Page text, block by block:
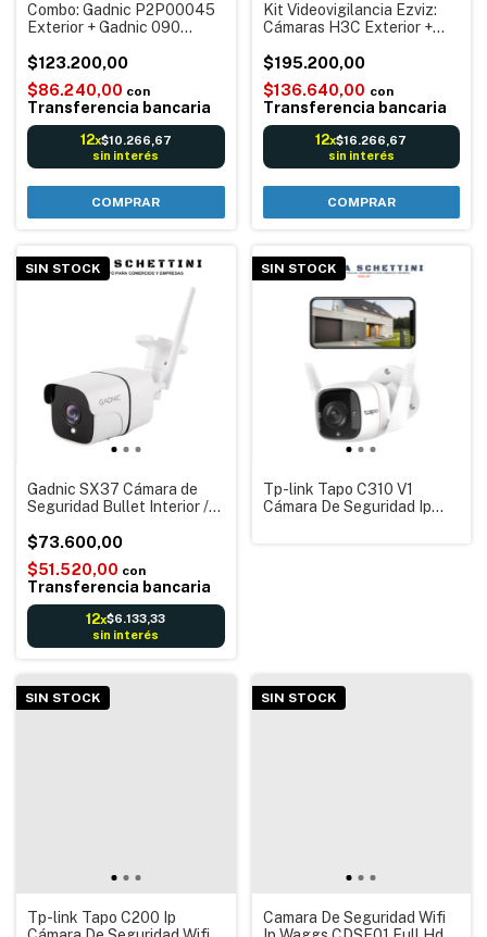
Combo: Gadnic P2P00045
Exterior + Gadnic 090
Seguridad Ip Wifi para
Exteriores Alarma Sensor
movimiento
$123.200,00
$86.240,00 con
Transferencia bancaria
12x$10.266,67
sin interés
COMPRAR
Kit Videovigilancia Ezviz:
Cámaras H3C Exterior +
Seguridad Wifi Movimiento
Visión nocturna Color
30mts HD 1080P Grabación
$195.200,00
$136.640,00 con
Transferencia bancaria
12x$16.266,67
sin interés
COMPRAR
SIN STOCK
Gadnic SX37 Cámara de
Seguridad Bullet Interior /
Visión Nocturna
$73.600,00
$51.520,00 con
Transferencia bancaria
12x$6.133,33
sin interés
SIN STOCK
Tp-link Tapo C310 V1
Cámara De Seguridad Ip
SIN STOCK
Tp-link Tapo C200 Ip
SIN STOCK
Camara De Seguridad Wifi